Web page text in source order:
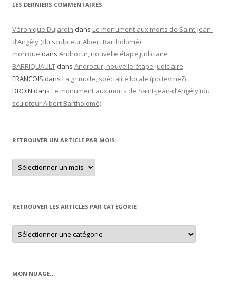
LES DERNIERS COMMENTAIRES
Véronique Dujardin dans Le monument aux morts de Saint-Jean-
d’Angély (du sculpteur Albert Bartholomé)
monique dans Androcur, nouvelle étape judiciaire
BARRIQUAULT dans Androcur, nouvelle étape judiciaire
FRANCOIS dans La grimolle, spécialité locale (poitevine?)
DROIN dans Le monument aux morts de Saint-Jean-d’Angély (du
sculpteur Albert Bartholomé)
RETROUVER UN ARTICLE PAR MOIS
Retrouver
un
article
RETROUVER LES ARTICLES PAR CATÉGORIE
Retrouver
les
articles
MON NUAGE…